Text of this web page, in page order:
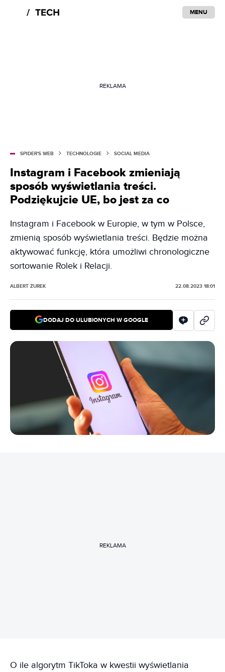
MENU
REKLAMA
SPIDER'S WEB TECHNOLOGIE SOCIAL MEDIA
Instagram i Facebook zmieniają
sposób wyświetlania treści.
Podziękujcie UE, bo jest za co
Instagram i Facebook w Europie, w tym w Polsce,
zmienią sposób wyświetlania treści. Będzie można
aktywować funkcję, która umożliwi chronologiczne
sortowanie Rolek i Relacji.
ALBERT ŻUREK 22.08.2023 18:01
DODAJ DO ULUBIONYCH W GOOGLE
REKLAMA
O ile algorytm TikToka w kwestii wyświetlania